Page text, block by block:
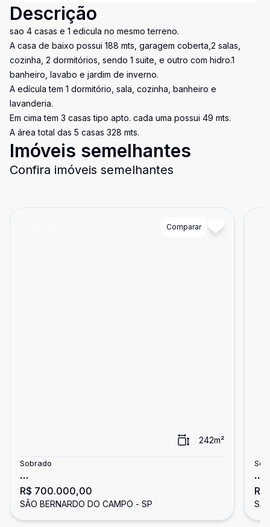
Descrição
sao 4 casas e 1 edicula no mesmo terreno.
A casa de baixo possui 188 mts, garagem coberta,2 salas,
cozinha, 2 dormitórios, sendo 1 suite, e outro com hidro.1
banheiro, lavabo e jardim de inverno.
A edícula tem 1 dormitório, sala, cozinha, banheiro e
lavanderia.
Em cima tem 3 casas tipo apto. cada uma possui 49 mts.
A área total das 5 casas 328 mts.
Imóveis semelhantes
Confira imóveis semelhantes
Comparar
242m²
Sobrado
...
R$ 700.000,00
SÃO BERNARDO DO CAMPO - SP
...